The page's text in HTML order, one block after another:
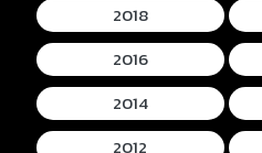
2018
2016
2014
2012